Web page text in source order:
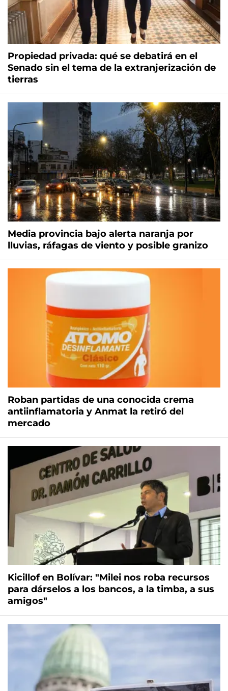
Propiedad privada: qué se debatirá en el
Senado sin el tema de la extranjerización de
tierras
Media provincia bajo alerta naranja por
lluvias, ráfagas de viento y posible granizo
Roban partidas de una conocida crema
antiinflamatoria y Anmat la retiró del
mercado
Kicillof en Bolívar: "Milei nos roba recursos
para dárselos a los bancos, a la timba, a sus
amigos"